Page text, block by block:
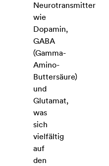
Neurotransmitter
wie
Dopamin,
GABA
(Gamma-
Amino-
Buttersäure)
und
Glutamat,
was
sich
vielfältig
auf
den